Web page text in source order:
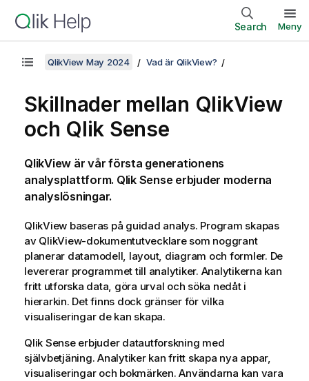
Search Meny
QlikView May 2024 Vad är QlikView?
Skillnader mellan QlikView
och Qlik Sense
QlikView är vår första generationens
analysplattform. Qlik Senseerbjuder moderna
analyslösningar.
QlikView baseras på guidad analys. Program skapas
av QlikView-dokumentutvecklare som noggrant
planerar datamodell, layout, diagram och formler. De
levererar programmet till analytiker. Analytikerna kan
fritt utforska data, göra urval och söka nedåt i
hierarkin. Det finns dock gränser för vilka
visualiseringar de kan skapa.
Qlik Senseerbjuder datautforskning med
självbetjäning. Analytiker kan fritt skapa nya appar,
visualiseringar och bokmärken. Användarna kan vara